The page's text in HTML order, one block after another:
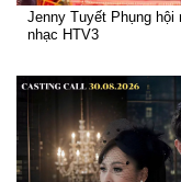
Jenny Tuyết Phụng
nhạc HTV3